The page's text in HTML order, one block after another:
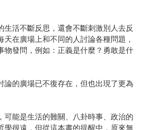
生活不斷反思，還會不斷刺激別人去反
天在廣場上和不同的人討論各種問題，
物發問，例如：正義是什麼？勇敢是什
論的廣場已不復存在，但也出現了更為
可能是生活的難關、八卦時事、政治的
學很遠，但從這本書的提醒中，原來無